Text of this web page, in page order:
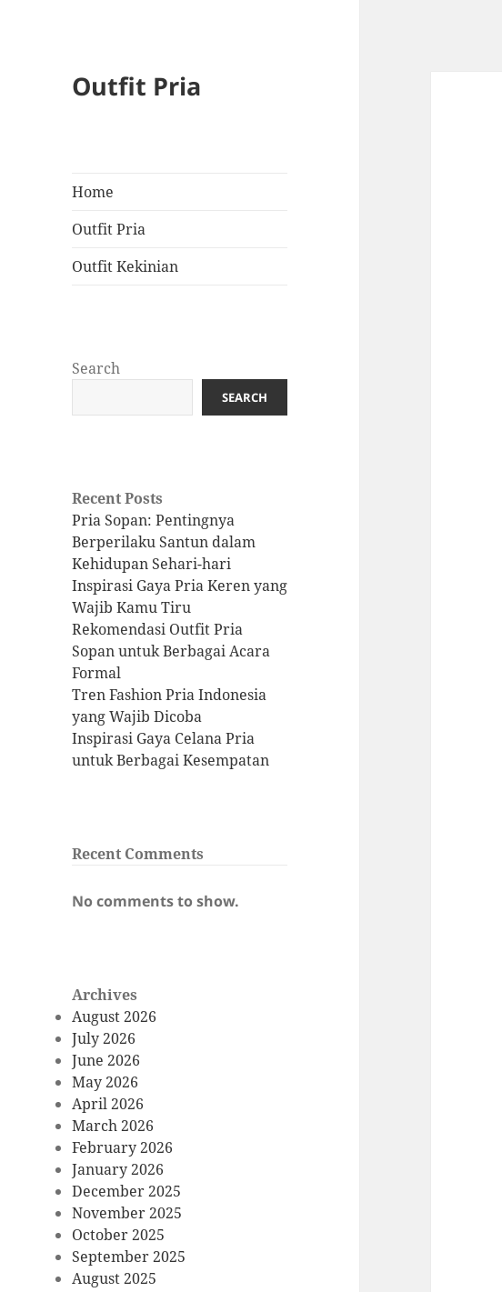
Outfit Pria
Home
Outfit Pria
Outfit Kekinian
Search
SEARCH
Recent Posts
Pria Sopan: Pentingnya
Berperilaku Santun dalam
Kehidupan Sehari-hari
Inspirasi Gaya Pria Keren yang
Wajib Kamu Tiru
Rekomendasi Outfit Pria
Sopan untuk Berbagai Acara
Formal
Tren Fashion Pria Indonesia
yang Wajib Dicoba
Inspirasi Gaya Celana Pria
untuk Berbagai Kesempatan
Recent Comments
No comments to show.
Archives
August 2026
July 2026
June 2026
May 2026
April 2026
March 2026
February 2026
January 2026
December 2025
November 2025
October 2025
September 2025
August 2025